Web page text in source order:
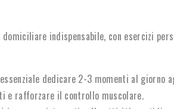
indispensabile, con esercizi
dedicare 2-3 momenti al giorno
e rafforzare il controllo muscolare.